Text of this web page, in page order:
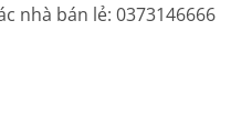
nhà bán lẻ: 0373146666